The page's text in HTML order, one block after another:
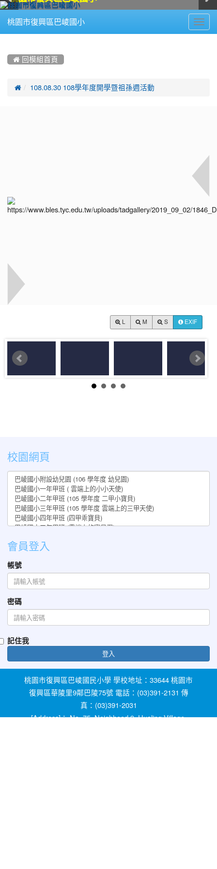
桃園市復興區巴崚國小
 回模組首頁
 108.08.30 108學年度開學暨祖孫週活動
M S EXIF
校園網頁
會員登入
帳號
密碼
記住我
登入
桃園市復興區巴崚國民小學 學校地址：33644 桃園市
復興區華陵里9鄰巴陵75號 電話：(03)391-2131 傳
真：(03)391-2031
[Address]： No. 75, Neighhood 9, Hualing Village,